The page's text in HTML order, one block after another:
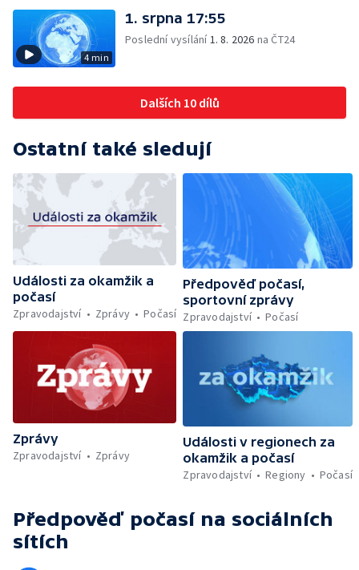
4 min
1. srpna 17:55
Poslední vysílání1. 8. 2026 na ČT24
Dalších 10 dílů
Ostatní také sledují
Události za okamžik a
počasí
Zpravodajství
Zprávy Počasí
Předpověď počasí,
sportovní zprávy
Zpravodajství
Počasí
Zprávy
Zpravodajství
Zprávy
Události v regionech za
okamžik a počasí
Zpravodajství
Regiony Počasí
Předpověď počasí na sociálních
sítích